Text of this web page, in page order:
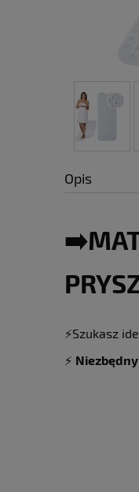
Opis
⚡️Szukasz
⚡️ Niezbędny